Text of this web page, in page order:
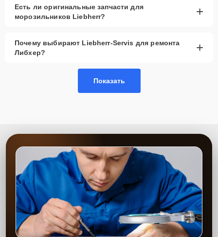
Есть ли оригинальные запчасти для
морозильников Liebherr?
+
Почему выбирают Liebherr-Servis для ремонта
Либхер?
+
Показать